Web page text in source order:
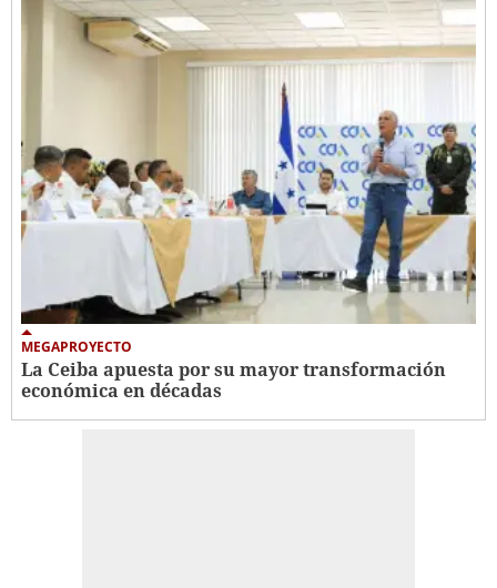
MEGAPROYECTO
La Ceiba apuesta por su mayor transformación
económica en décadas